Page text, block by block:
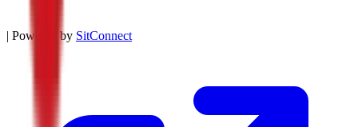
| Powered by SitConnect